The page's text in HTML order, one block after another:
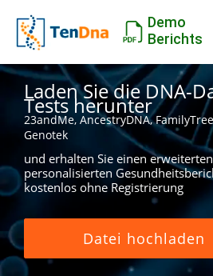
Demo
Berichts
Laden Sie die DNA-
Tests herunter
23andMe, AncestryDNA,
Genotek
und erhalten Sie einen erweiterten
personalisierten
kostenlos ohne Registrierung
Datei hochladen